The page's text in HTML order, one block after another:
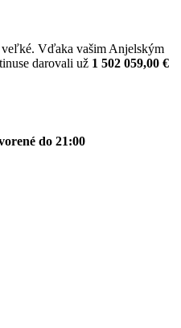
Vďaka vašim Anjelským
darovali už 1 502 059,00 €
do 21:00